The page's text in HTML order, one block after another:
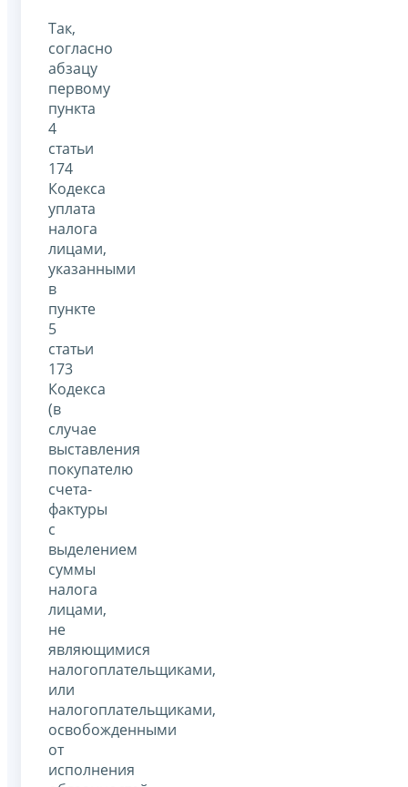
Так,
согласно
абзацу
первому
пункта
4
статьи
174
Кодекса
уплата
налога
лицами,
указанными
в
пункте
5
статьи
173
Кодекса
(в
случае
выставления
покупателю
счета-
фактуры
с
выделением
суммы
налога
лицами,
не
являющимися
налогоплательщиками,
или
налогоплательщиками,
освобожденными
от
исполнения